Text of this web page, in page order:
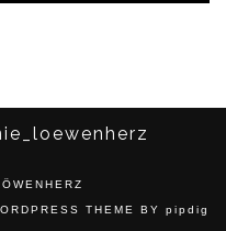
THEME BY pipdig